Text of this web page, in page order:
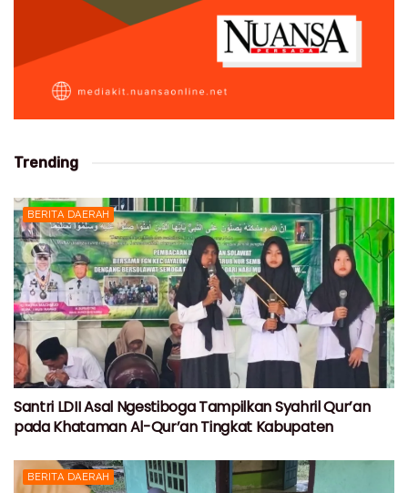
Trending
BERITA DAERAH
Santri LDII Asal Ngestiboga Tampilkan Syahril Qur’an
pada Khataman Al-Qur’an Tingkat Kabupaten
BERITA DAERAH